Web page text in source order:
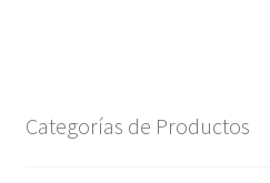
Categorías de Productos